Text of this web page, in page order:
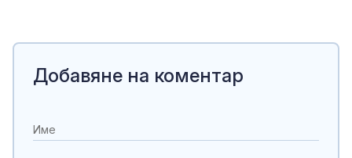
Добавяне на коментар